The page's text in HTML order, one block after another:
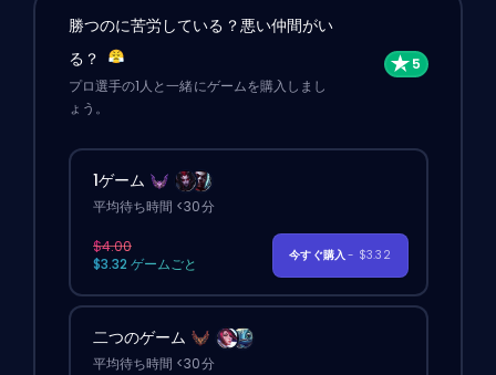
勝つのに苦労している？悪い仲間がい
る？
プロ選手の1人と一緒にゲームを購入しまし
ょう。
1ゲーム
平均待ち時間 <30分
$4.00
$3.32 ゲームごと
今すぐ購入- $3.32
二つのゲーム
平均待ち時間 <30分